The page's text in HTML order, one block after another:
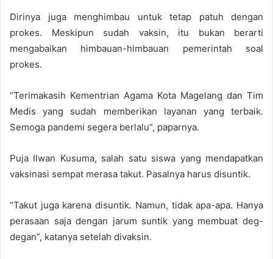
Dirinya juga menghimbau untuk tetap patuh dengan
prokes. Meskipun sudah vaksin, itu bukan berarti
mengabaikan himbauan-himbauan pemerintah soal
prokes.
“Terimakasih Kementrian Agama Kota Magelang dan Tim
Medis yang sudah memberikan layanan yang terbaik.
Semoga pandemi segera berlalu”, paparnya.
Puja Ilwan Kusuma, salah satu siswa yang mendapatkan
vaksinasi sempat merasa takut. Pasalnya harus disuntik.
“Takut juga karena disuntik. Namun, tidak apa-apa. Hanya
perasaan saja dengan jarum suntik yang membuat deg-
degan”, katanya setelah divaksin.